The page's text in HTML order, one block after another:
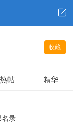
收藏
热帖 精华
名录